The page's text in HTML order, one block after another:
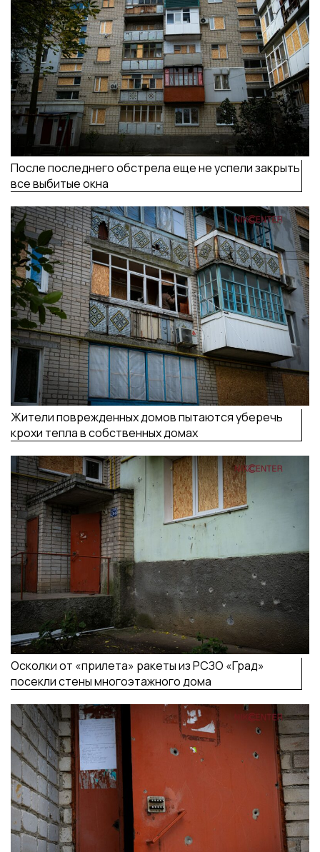
После последнего обстрела еще не успели закрыть
все выбитые окна
Жители поврежденных домов пытаются уберечь
крохи тепла в собственных домах
Осколки от «прилета» ракеты из РСЗО «Град»
посекли стены многоэтажного дома